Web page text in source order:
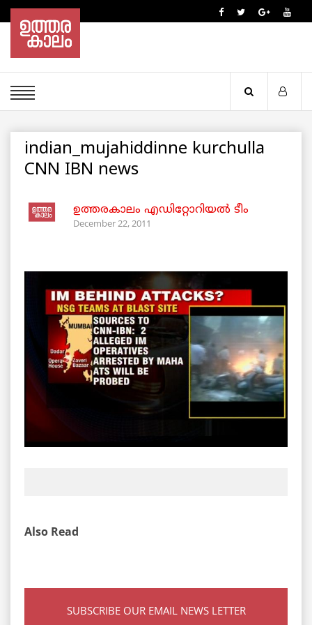
indian_mujahiddinne kurchulla
CNN IBN news
ഉത്തരകാലം എഡിറ്റോറിയല്‍ ടീം
December 22, 2011
Also Read
SUBSCRIBE OUR EMAIL NEWS LETTER